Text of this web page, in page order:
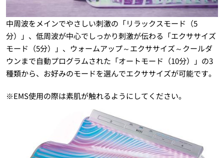
中周波をメインでやさしい刺激の「リラックスモード（5
分）」、低周波が中心でしっかり刺激が伝わる「エクササイズ
モード（5分）」、ウォームアップ～エクササイズ～クールダ
ウンまで自動プログラムされた「オートモード（10分）」の3
種類から、お好みのモードを選んでエクササイズが可能です。
※EMS使用の際は素肌が触れるようにしてください。